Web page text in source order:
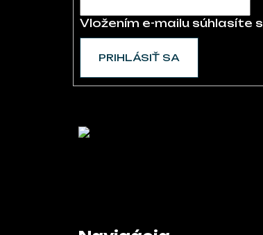
Vložením e-mailu súhlasíte s
PRIHLÁSIŤ SA